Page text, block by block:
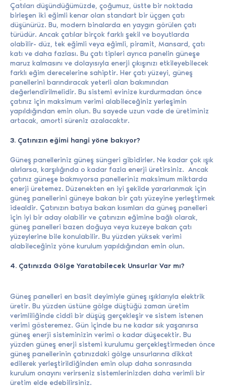
Çatıları düşündüğümüzde, çoğumuz, üstte bir noktada
birleşen iki eğimli kenar olan standart bir üçgen çatı
düşünürüz. Bu, modern binalarda en yaygın görülen çatı
türüdür. Ancak çatılar birçok farklı şekil ve boyutlarda
olabilir- düz, tek eğimli veya eğimli, piramit, Mansard, çatı
katı ve daha fazlası. Bu çatı tipleri ayrıca panelin güneşe
maruz kalmasını ve dolayısıyla enerji çıkışınızı etkileyebilecek
farklı eğim derecelerine sahiptir. Her çatı yüzeyi, güneş
panellerini barındıracak yeterli alan bakımından
değerlendirilmelidir. Bu sistemi evinize kurdurmadan önce
çatınız için maksimum verimi alabileceğiniz yerleşimin
yapıldığından emin olun. Bu sayede uzun vade de üretiminiz
artacak, amorti süreniz azalacaktır.
3. Çatınızın eğimi hangi yöne bakıyor?
Güneş panelleriniz güneş süngeri gibidirler. Ne kadar çok ışık
alırlarsa, karşılığında o kadar fazla enerji üretirsiniz. Ancak
çatınız güneşe bakmıyorsa panelleriniz maksimum miktarda
enerji üretemez. Düzenekten en iyi şekilde yararlanmak için
güneş panellerini güneye bakan bir çatı yüzeyine yerleştirmek
idealdir. Çatınızın batıya bakan kısımları da güneş panelleri
için iyi bir aday olabilir ve çatınızın eğimine bağlı olarak,
güneş panelleri bazen doğuya veya kuzeye bakan çatı
yüzeylerine bile konulabilir. Bu yüzden yüksek verimi
alabileceğiniz yöne kurulum yapıldığından emin olun.
4. Çatınızda Gölge Yaratabilecek Unsurlar Var mı?
Güneş panelleri en basit deyimiyle güneş ışıklarıyla elektrik
üretir. Bu yüzden üstüne gölge düştüğü zaman üretim
verimliliğinde ciddi bir düşüş gerçekleşir ve sistem istenen
verimi gösteremez. Gün içinde bu ne kadar sık yaşanırsa
güneş enerji sisteminizin verimi o kadar düşecektir. Bu
yüzden güneş enerji sistemi kurulumu gerçekleştirmeden önce
güneş panellerinin çatınızdaki gölge unsurlarına dikkat
edilerek yerleştirildiğinden emin olup daha sonrasında
kurulum onayını verirseniz sistemlerinizden daha verimli bir
üretim elde edebilirsiniz.